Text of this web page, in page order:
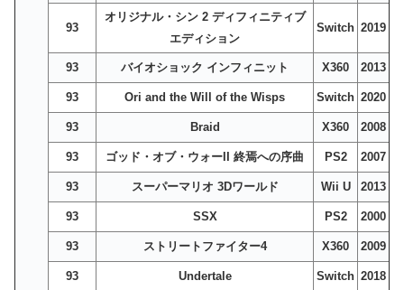
93
オリジナル・シン 2 ディフィニティブ
エディション
Switch 2019
93 バイオショック インフィニット X360 2013
93 Ori and the Will of the Wisps Switch 2020
93 Braid X360 2008
93 ゴッド・オブ・ウォーII 終焉への序曲 PS2 2007
93 スーパーマリオ 3Dワールド Wii U 2013
93 SSX PS2 2000
93 ストリートファイター4 X360 2009
93 Undertale Switch 2018